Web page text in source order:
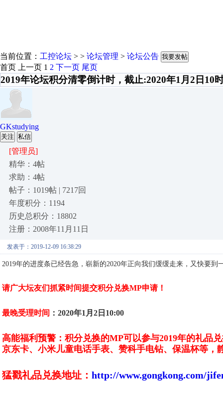
当前位置： 工控论坛 > > 论坛管理 > 论坛公告 我要发帖
首页 上一页 1 2 下一页 尾页
2019年论坛积分清零倒计时，截止:2020年1月2日10
GKstudying
关注 私信
[管理员]
精华：4帖
求助：4帖
帖子：1019帖 | 7217回
年度积分：1194
历史总积分：18802
注册：2008年11月11日
发表于：2019-12-09 16:38:29
2019年的进度条已经告急，崭新的2020年正向我们缓缓走来，又快要到
请广大坛友们抓紧时间提交积分兑换MP申请！
最晚受理时间 ：2020年1月2日10:00
高能福利预警：积分兑换的MP可以参与2019年的礼品
京东卡、小米儿童电话手表、赞科手电钻、保温杯等，
猛戳礼品兑换地址： http://www.gongkong.com/